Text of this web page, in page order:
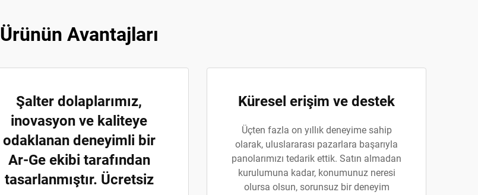
Ürünün Avantajları
Şalter dolaplarımız,
inovasyon ve kaliteye
odaklanan deneyimli bir
Ar-Ge ekibi tarafından
tasarlanmıştır. Ücretsiz
Küresel erişim ve destek
Üçten fazla on yıllık deneyime sahip
olarak, uluslararası pazarlara başarıyla
panolarımızı tedarik ettik. Satın almadan
kurulumuna kadar, konumunuz neresi
olursa olsun, sorunsuz bir deneyim